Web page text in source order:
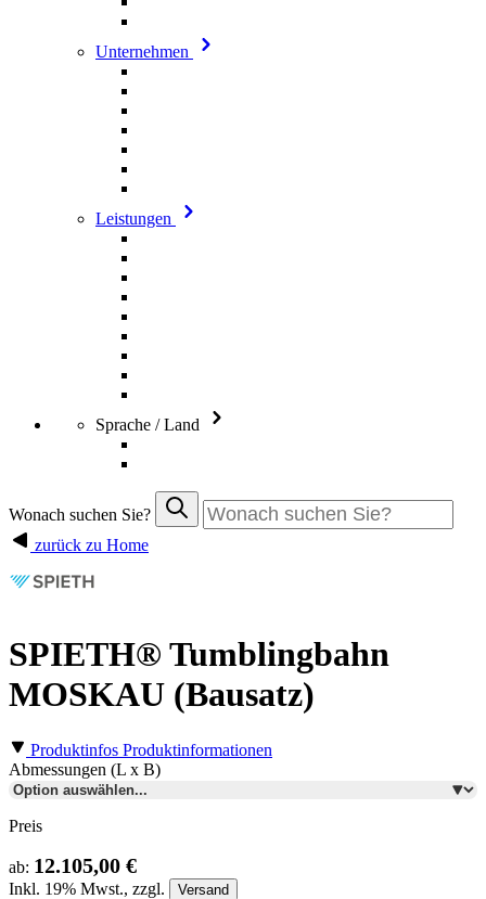
Unternehmen
Leistungen
Sprache / Land
Wonach suchen Sie?
zurück zu Home
SPIETH® Tumblingbahn
MOSKAU (Bausatz)
Produktinfos Produktinformationen
Abmessungen (L x B)
Preis
ab: 12.105,00 €
Inkl. 19% Mwst., zzgl. Versand